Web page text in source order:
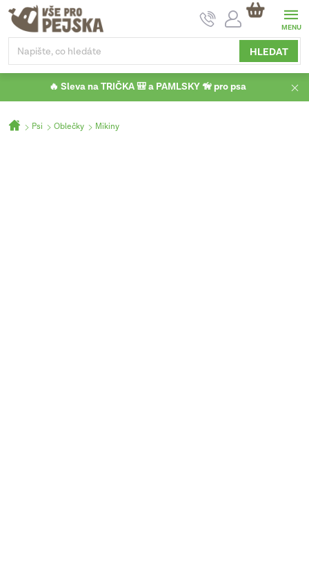
Přejít
obsah
HLEDAT
NÁKUPNÍ
KOŠÍK
🔥 Sleva na TRIČKA 🎒 a PAMLSKY 🦮 pro psa
Domů
Psi Oblečky Mikiny